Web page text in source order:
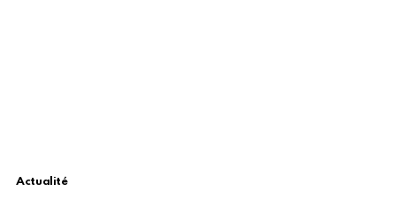
Actualité